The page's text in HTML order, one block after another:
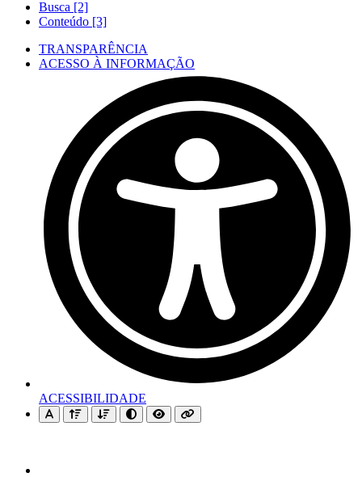
Busca [2]
Conteúdo [3]
TRANSPARÊNCIA
ACESSO À INFORMAÇÃO
ACESSIBILIDADE